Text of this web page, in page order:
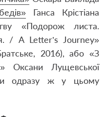
Ганса Крістіана
«Подорож листа.
/ A Letter’s Journey»
2016), або «З
Оксани Лущевської
одразу ж у цьому